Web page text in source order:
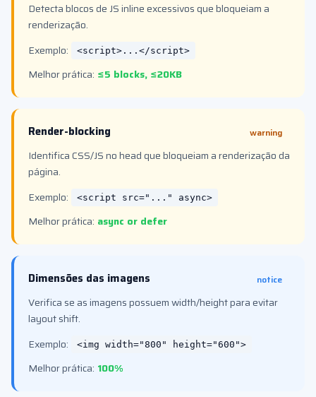
Detecta blocos de JS inline excessivos que bloqueiam a
renderização.
Exemplo:
<script>...</script>
Melhor prática: ≤5 blocks, ≤20KB
Render-blocking warning
Identifica CSS/JS no head que bloqueiam a renderização da
página.
Exemplo:
<script src="..." async>
Melhor prática: async or defer
Dimensões das imagens notice
Verifica se as imagens possuem width/height para evitar
layout shift.
Exemplo:
<img width="800" height="600">
Melhor prática: 100%